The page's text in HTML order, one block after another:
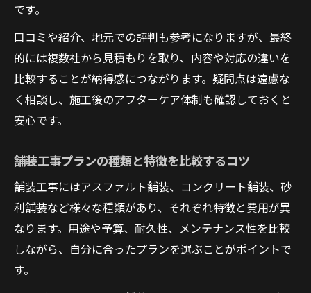
です。
口コミや紹介、地元での評判も参考になりますが、最終
的には複数社から見積もりを取り、内容や対応の違いを
比較することが納得感につながります。疑問点は遠慮な
く相談し、施工後のアフターケア体制も確認しておくと
安心です。
舗装工事プランの種類と特徴を比較するコツ
舗装工事にはアスファルト舗装、コンクリート舗装、砂
利舗装など様々な種類があり、それぞれ特徴と費用が異
なります。用途や予算、耐久性、メンテナンス性を比較
しながら、自分に合ったプランを選ぶことがポイントで
す。